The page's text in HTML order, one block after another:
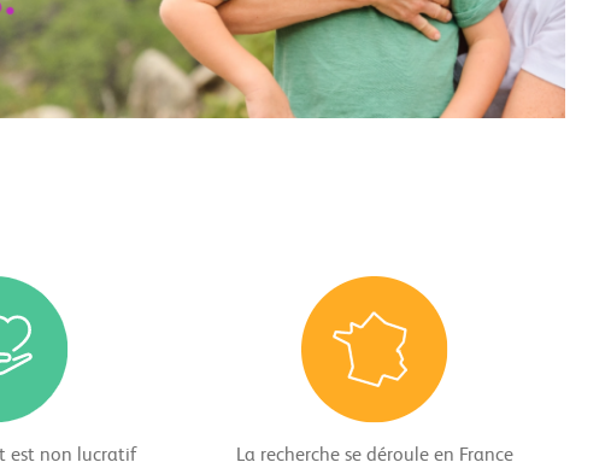
est non lucratif La recherche se déroule en France